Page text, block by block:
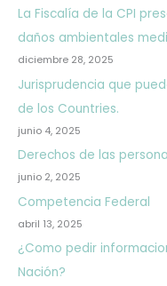
La Fiscalía de la CPI
daños ambientales
diciembre 28, 2025
Jurisprudencia que
de los Countries.
junio 4, 2025
Derechos de las
junio 2, 2025
Competencia Federal
abril 13, 2025
¿Como pedir
Nación?